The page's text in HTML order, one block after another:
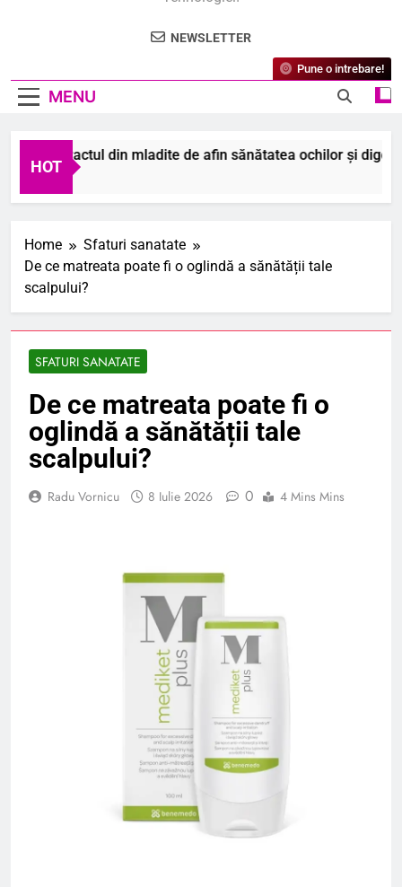
NEWSLETTER
MENU
Pune o intrebare!
HOT
extractul din mladite de afin sănătatea ochilor și digestia?
Home
Sfaturi sanatate
De ce matreata poate fi o oglindă a sănătății tale
scalpului?
SFATURI SANATATE
De ce matreata poate fi o
oglindă a sănătății tale
scalpului?
Radu Vornicu 8 Iulie 2026 0 4 Mins Mins